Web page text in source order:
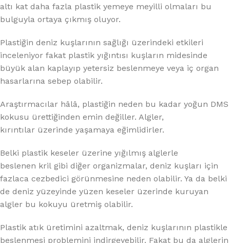
altı kat daha fazla plastik yemeye meyilli olmaları bu
bulguyla ortaya çıkmış oluyor.
Plastiğin deniz kuşlarının sağlığı üzerindeki etkileri
inceleniyor fakat plastik yığıntısı kuşların midesinde
büyük alan kaplayıp yetersiz beslenmeye veya iç organ
hasarlarına sebep olabilir.
Araştırmacılar hâlâ, plastiğin neden bu kadar yoğun DMS
kokusu ürettiğinden emin değiller. Algler,
kırıntılar üzerinde yaşamaya eğimlidirler.
Belki plastik keseler üzerine yığılmış alglerle
beslenen kril gibi diğer organizmalar, deniz kuşları için
fazlaca cezbedici görünmesine neden olabilir. Ya da belki
de deniz yüzeyinde yüzen keseler üzerinde kuruyan
algler bu kokuyu üretmiş olabilir.
Plastik atık üretimini azaltmak, deniz kuşlarının plastikle
beslenmesi problemini indirgeyebilir. Fakat bu da alglerin